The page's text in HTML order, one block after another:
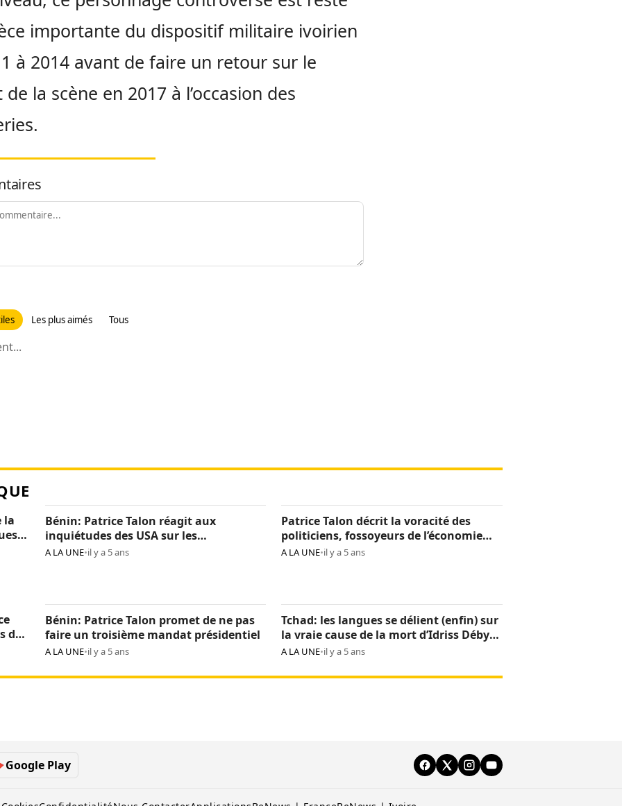
importante du dispositif militaire ivoirien
à 2014 avant de faire un retour sur le
la scène en 2017 à l’occasion des
Les plus aimés Tous
la
Bénin: Patrice Talon réagit aux
inquiétudes des USA sur les
« arrestations d’opposants »
A LA UNE•il y a 5 ans
Patrice Talon décrit la voracité des
politiciens, fossoyeurs de l’économie
béninoise
A LA UNE•il y a 5 ans
de
Bénin: Patrice Talon promet de ne pas
faire un troisième mandat présidentiel
A LA UNE•il y a 5 ans
Tchad: les langues se délient (enfin) sur
la vraie cause de la mort d’Idriss Déby
Itno
A LA UNE•il y a 5 ans
Google Play